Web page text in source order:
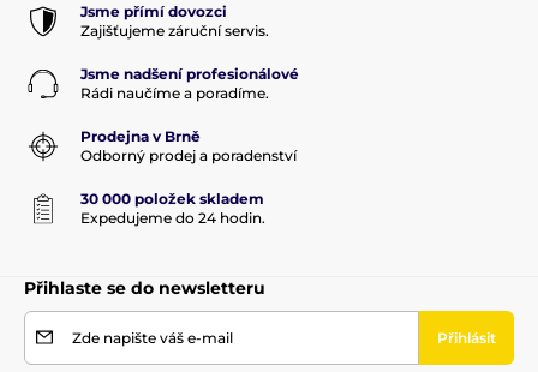
Jsme přímí dovozci
Zajišťujeme záruční servis.
Jsme nadšení profesionálové
Rádi naučíme a poradíme.
Prodejna v Brně
Odborný prodej a poradenství
30 000 položek skladem
Expedujeme do 24 hodin.
Přihlaste se do newsletteru
Zde napište váš e-mail Přihlásit